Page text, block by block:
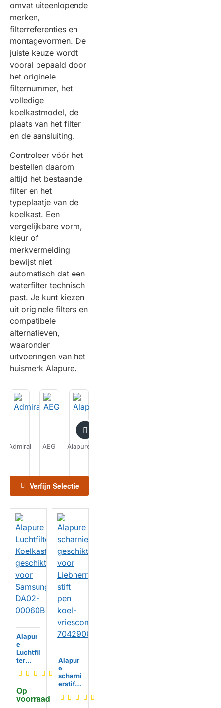
omvat uiteenlopende
merken,
filterreferenties en
montagevormen. De
juiste keuze wordt
vooral bepaald door
het originele
filternummer, het
volledige
koelkastmodel, de
plaats van het filter
en de aansluiting.
Controleer vóór het
bestellen daarom
altijd het bestaande
filter en het
typeplaatje van de
koelkast. Een
vergelijkbare vorm,
kleur of
merkvermelding
bewijst niet
automatisch dat een
waterfilter technisch
past. Je kunt kiezen
uit originele filters en
compatibele
alternatieven,
waaronder
uitvoeringen van het
huismerk Alapure.
Admiral AEG Alapure
Verfijn Selectie
Op
voorraad
Alapur
e
Luchtfil
ter
st
kt voor
Samsu
Alapur
e
scharni
erstift
kt voor